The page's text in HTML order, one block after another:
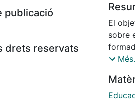
publicació
drets reservats
El
sobre
de los
social